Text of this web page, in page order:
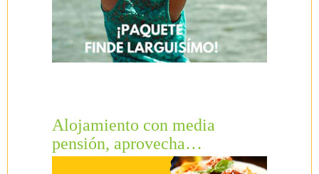
Alojamiento con media
pensión, aprovecha…